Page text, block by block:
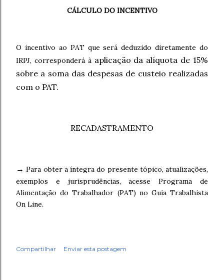
CÁLCULO DO INCENTIVO
O incentivo ao PAT que será deduzido diretamente do
IRPJ, corresponderá à aplicação da alíquota de 15%
sobre a soma das despesas de custeio realizadas
com o PAT.
RECADASTRAMENTO
→Para obter a íntegra do presente tópico, atualizações,
exemplos e jurisprudências, acesse Programa de
Alimentação do Trabalhador (PAT) no Guia Trabalhista
On Line.
Compartilhar Enviar esta postagem